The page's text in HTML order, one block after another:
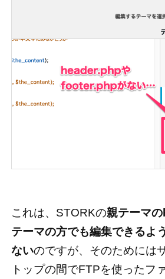
これは、STORKの親テーマ
テーマの方でも編集できるよ
ないのですが、そのためには
トップの間でFTPを使ったフ